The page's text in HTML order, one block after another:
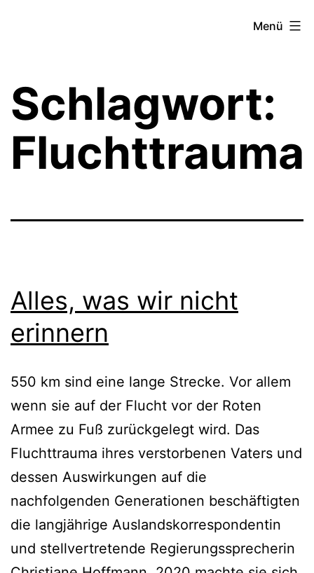
Menü
Schlagwort:
Fluchttrauma
Alles, was wir nicht
erinnern
550 km sind eine lange Strecke. Vor allem
wenn sie auf der Flucht vor der Roten
Armee zu Fuß zurückgelegt wird. Das
Fluchttrauma ihres verstorbenen Vaters und
dessen Auswirkungen auf die
nachfolgenden Generationen beschäftigten
die langjährige Auslandskorrespondentin
und stellvertretende Regierungssprecherin